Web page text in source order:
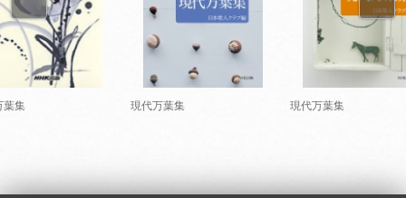
葉集 現代万葉集 現代万葉集